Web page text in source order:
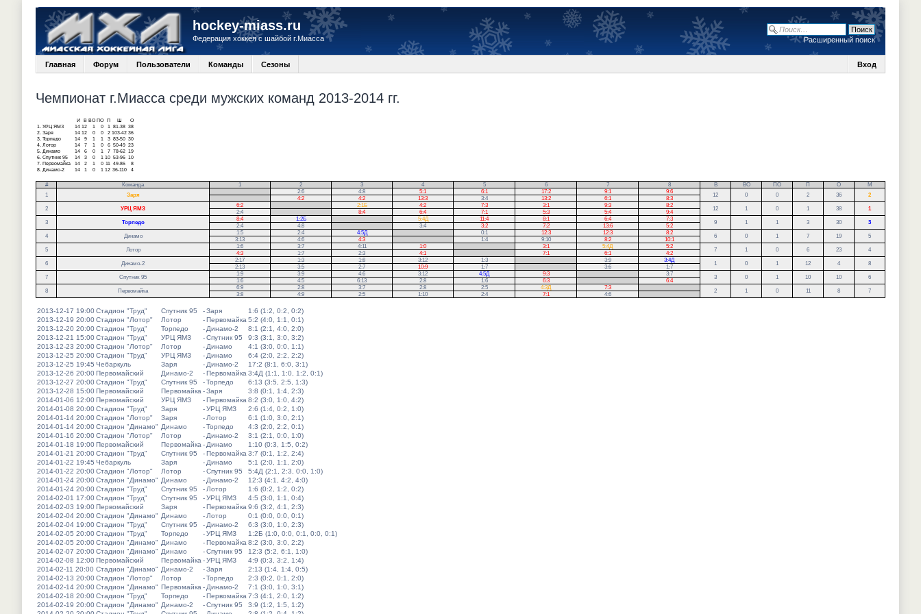
hockey-miass.ru
Федерация хоккея с шайбой г.Миасса Расширенный поиск
Главная Форум Пользователи Команды Сезоны Вход
Чемпионат г.Миасса среди мужских команд 2013-2014 гг.
И В ВО ПО П
О
1.
УРЦ ЯМЗ 14 12 1 0 1 81-38 38
2. Заря 14 12 0 0 2 103-42 36
3. Торпедо 14 9 1 1 3 83-50 30
4. Лотор 14 7 1 0 6 50-49 23
5.
Динамо 14 6 0 1 7 78-62 19
6. Спутник 95 14 3 0 1 10 53-96 10
7.
Первомайка 14 2 1 0 11 49-86
8
8.
Динамо-2 14 1 0 1 12 36-110 4
# Команда 1 2 3 4 5 6 7 8 В ВО ПО П О
М
1
Заря
2:6 4:8 5:1 6:1 17:2 9:1 9:6
12 0 0 2 36 2
4:2 4:2 13:3 3:4 13:2 6:1
8:3
2
УРЦ ЯМЗ
6:2 2:1Б 4:2 7:3 3:1 9:3 8:2
12 1 0 1 38 1
2:4 8:4 6:4 7:1 5:3 5:4
9:4
3
Торпедо
8:4 1:2Б 5:4Д 11:4 8:1 6:4 7:3
9 1 1 3 30 3
2:4 4:8 3:4 3:2 7:2 13:6
5:2
4
Динамо
1:5 2:4 4:5Д 0:1 12:3 12:3 8:2
6 0 1 7 19 5
3:13 4:6 4:3 1:4 9:10 8:2
10:1
5
Лотор
1:6 3:7 4:11 1:0 3:1 5:4Д 5:2
7 1 0 6 23 4
4:3 1:7 2:3 4:1 7:1 6:1
4:2
6
Динамо-2
2:17 1:3 1:8 3:12 1:3 3:9 3:4Д
1 0 1 12 4 8
2:13 3:5 2:7 10:9 1:7 3:6
1:7
7
Спутник 95
1:9 3:9 4:6 3:12 4:5Д 9:3 3:7
3 0 1 10 10 6
1:6 4:5 6:13 2:8 1:6 6:3
6:4
8
Первомайка
6:9 2:8 3:7 2:8 2:5 4:3Д 7:3
2 1 0 11 8 7
3:8 4:9 2:5 1:10 2:4 7:1 4:6
2013-12-17 19:00Стадион "Труд" Спутник 95 -Заря
1:6 (1:2, 0:2, 0:2)
2013-12-19 20:00Стадион "Лотор" Лотор -Первомайка 5:2 (4:0, 1:1, 0:1)
2013-12-20 20:00Стадион "Труд" Торпедо - Динамо-2
8:1 (2:1, 4:0, 2:0)
2013-12-21 15:00Стадион "Труд" УРЦ ЯМЗ -Спутник 95
9:3 (3:1, 3:0, 3:2)
2013-12-23 20:00Стадион "Лотор" Лотор - Динамо
4:1 (3:0, 0:0, 1:1)
2013-12-25 20:00Стадион "Труд" УРЦ ЯМЗ - Динамо
6:4 (2:0, 2:2, 2:2)
2013-12-25 19:45 Чебаркуль Заря - Динамо-2
17:2 (8:1, 6:0, 3:1)
2013-12-26 20:00Первомайский Динамо-2 -Первомайка 3:4Д (1:1, 1:0, 1:2, 0:1)
2013-12-27 20:00Стадион "Труд" Спутник 95 -Торпедо
6:13 (3:5, 2:5, 1:3)
2013-12-28 15:00Первомайский Первомайка -Заря
3:8 (0:1, 1:4, 2:3)
2014-01-06 12:00Первомайский УРЦ ЯМЗ -Первомайка 8:2 (3:0, 1:0, 4:2)
2014-01-08 20:00Стадион "Труд" Заря -УРЦ ЯМЗ
2:6 (1:4, 0:2, 1:0)
2014-01-14 20:00Стадион "Лотор" Заря - Лотор
6:1 (1:0, 3:0, 2:1)
2014-01-14 20:00Стадион "Динамо" Динамо -Торпедо
4:3 (2:0, 2:2, 0:1)
2014-01-16 20:00Стадион "Лотор" Лотор - Динамо-2
3:1 (2:1, 0:0, 1:0)
2014-01-18 19:00Первомайский Первомайка - Динамо
1:10 (0:3, 1:5, 0:2)
2014-01-21 20:00Стадион "Труд" Спутник 95 -Первомайка 3:7 (0:1, 1:2, 2:4)
2014-01-22 19:45 Чебаркуль Заря - Динамо
5:1 (2:0, 1:1, 2:0)
2014-01-22 20:00Стадион "Лотор" Лотор -Спутник 95
5:4Д (2:1, 2:3, 0:0, 1:0)
2014-01-24 20:00Стадион "Динамо" Динамо - Динамо-2
12:3 (4:1, 4:2, 4:0)
2014-01-24 20:00Стадион "Труд" Спутник 95 - Лотор
1:6 (0:2, 1:2, 0:2)
2014-02-01 17:00Стадион "Труд" Спутник 95 -УРЦ ЯМЗ
4:5 (3:0, 1:1, 0:4)
2014-02-03 19:00Первомайский Заря -Первомайка 9:6 (3:2, 4:1, 2:3)
2014-02-04 20:00Стадион "Динамо" Динамо - Лотор
0:1 (0:0, 0:0, 0:1)
2014-02-04 19:00Стадион "Труд" Спутник 95 - Динамо-2
6:3 (3:0, 1:0, 2:3)
2014-02-05 20:00Стадион "Труд" Торпедо -УРЦ ЯМЗ
1:2Б (1:0, 0:0, 0:1, 0:0, 0:1)
2014-02-05 20:00Стадион "Динамо" Динамо -Первомайка 8:2 (3:0, 3:0, 2:2)
2014-02-07 20:00Стадион "Динамо" Динамо -Спутник 95
12:3 (5:2, 6:1, 1:0)
2014-02-08 12:00Первомайский Первомайка -УРЦ ЯМЗ
4:9 (0:3, 3:2, 1:4)
2014-02-11 20:00 Стадион "Динамо" Динамо-2 -Заря
2:13 (1:4, 1:4, 0:5)
2014-02-13 20:00Стадион "Лотор" Лотор -Торпедо
2:3 (0:2, 0:1, 2:0)
2014-02-14 20:00Стадион "Динамо" Первомайка - Динамо-2
7:1 (3:0, 1:0, 3:1)
2014-02-18 20:00Стадион "Труд" Торпедо -Первомайка 7:3 (4:1, 2:0, 1:2)
2014-02-19 20:00Стадион "Динамо" Динамо-2 -Спутник 95
3:9 (1:2, 1:5, 1:2)